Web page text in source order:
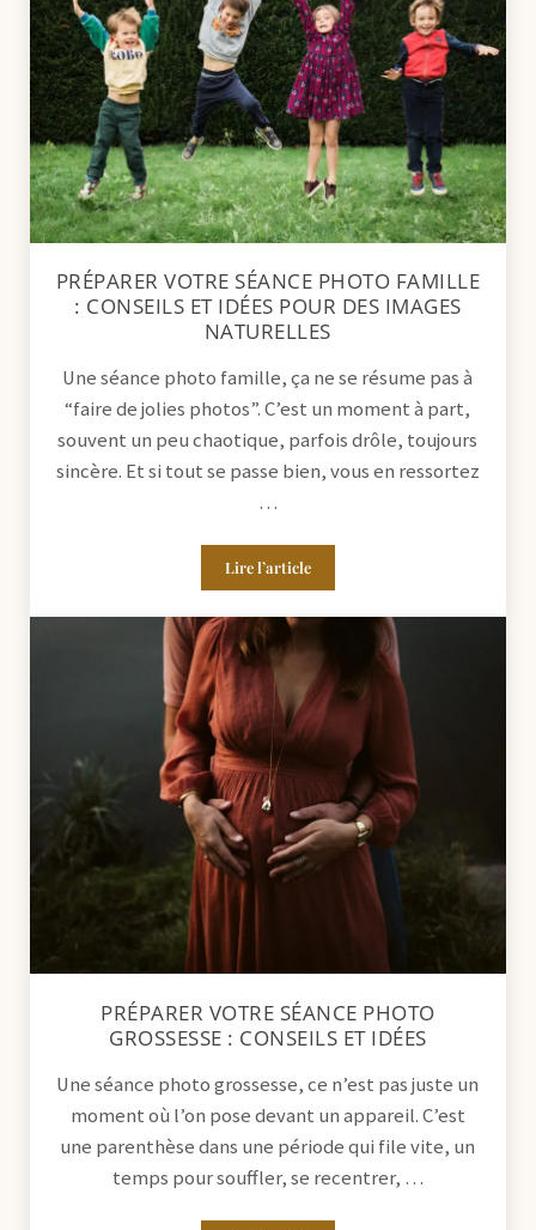
PRÉPARER VOTRE SÉANCE PHOTO FAMILLE
: CONSEILS ET IDÉES POUR DES IMAGES
NATURELLES
Une séance photo famille, ça ne se résume pas à
“faire de jolies photos”. C’est un moment à part,
souvent un peu chaotique, parfois drôle, toujours
sincère. Et si tout se passe bien, vous en ressortez
…
Lire l’articlePréparer votre séance photo famille :
PRÉPARER VOTRE SÉANCE PHOTO
GROSSESSE : CONSEILS ET IDÉES
Une séance photo grossesse, ce n’est pas juste un
moment où l’on pose devant un appareil. C’est
une parenthèse dans une période qui file vite, un
temps pour souffler, se recentrer, …